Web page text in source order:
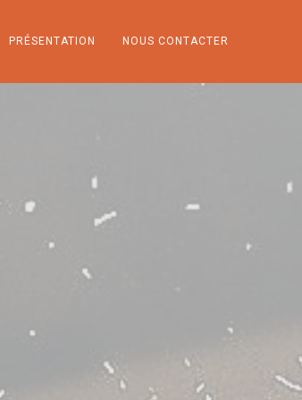
PRÉSENTATION NOUS CONTACTER